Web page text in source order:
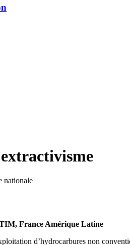
nationale
France Amérique Latine
d’hydrocarbures non